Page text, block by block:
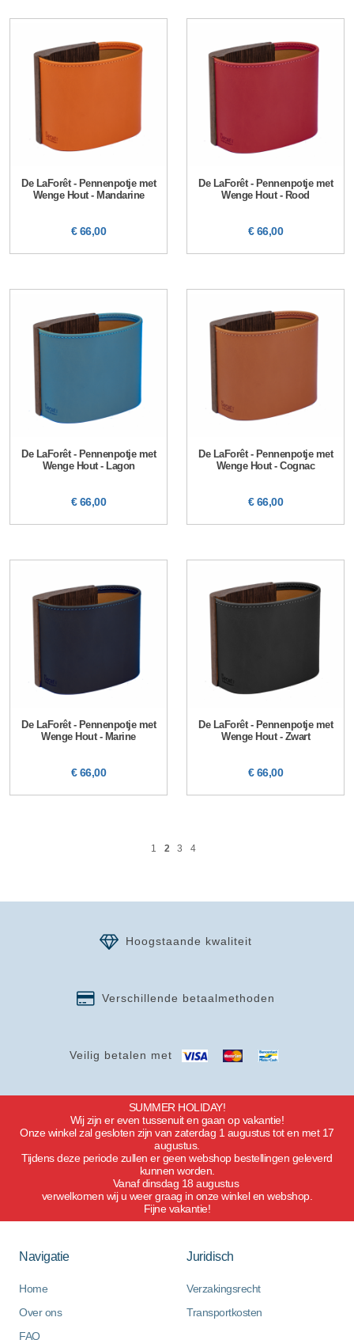
De LaForêt - Pennenpotje met
Wenge Hout - Mandarine
€ 66,00
De LaForêt - Pennenpotje met
Wenge Hout - Rood
€ 66,00
De LaForêt - Pennenpotje met
Wenge Hout - Lagon
€ 66,00
De LaForêt - Pennenpotje met
Wenge Hout - Cognac
€ 66,00
De LaForêt - Pennenpotje met
Wenge Hout - Marine
€ 66,00
De LaForêt - Pennenpotje met
Wenge Hout - Zwart
€ 66,00
1 2 3 4
Veilig betalen met
Verschillende betaalmethoden
Hoogstaande kwaliteit
SUMMER HOLIDAY!
Wij zijn er even tussenuit en gaan op vakantie!
Onze winkel zal gesloten zijn van zaterdag 1 augustus tot en met 17
augustus.
Tijdens deze periode zullen er geen webshop bestellingen geleverd
kunnen worden.
Vanaf dinsdag 18 augustus
verwelkomen wij u weer graag in onze winkel en webshop.
Fijne vakantie!
Navigatie
Home
Over ons
FAQ
Juridisch
Verzakingsrecht
Transportkosten